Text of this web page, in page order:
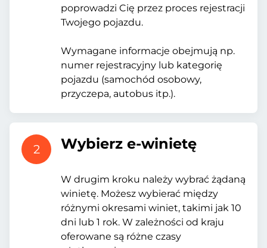
poprowadzi Cię przez proces rejestracji
Twojego pojazdu.
Wymagane informacje obejmują np.
numer rejestracyjny lub kategorię
pojazdu (samochód osobowy,
przyczepa, autobus itp.).
2 Wybierz e-winietę
W drugim kroku należy wybrać żądaną
winietę. Możesz wybierać między
różnymi okresami winiet, takimi jak 10
dni lub 1 rok. W zależności od kraju
oferowane są różne czasy